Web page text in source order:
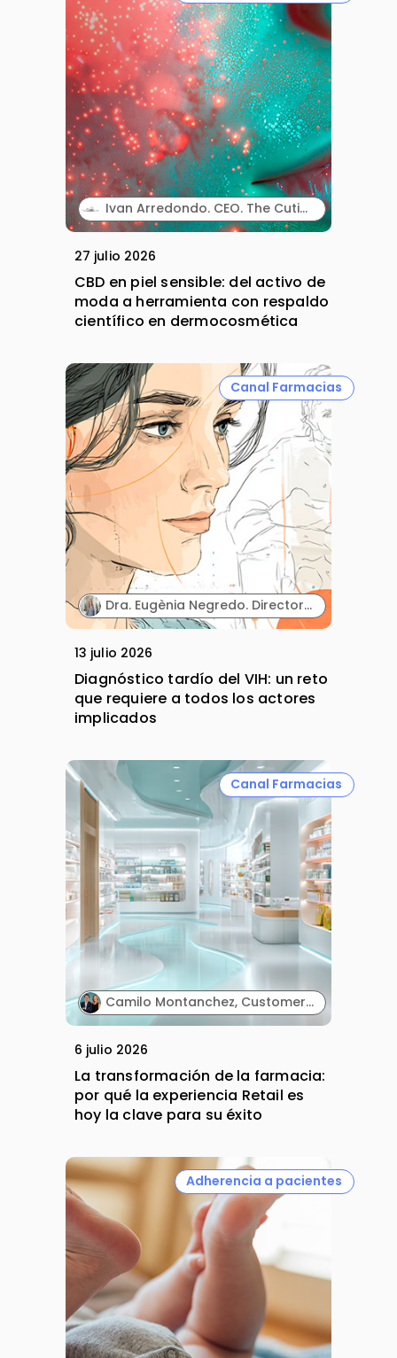
Ivan Arredondo. CEO. The Cutis Lab.
27 julio 2026
CBD en piel sensible: del activo de
moda a herramienta con respaldo
científico en dermocosmética
Canal Farmacias
Dra. Eugènia Negredo. Directora de la línea de VIH de la Fundación Lucha contra las Infecciones y del Hospital Germans Trias i Pujol.
13 julio 2026
Diagnóstico tardío del VIH: un reto
que requiere a todos los actores
implicados
Canal Farmacias
Camilo Montanchez, Customer Engagement Manager y Carole Joubert, Channel Activation Director. Laboratorios Pierre Fabre.
6 julio 2026
La transformación de la farmacia:
por qué la experiencia Retail es
hoy la clave para su éxito
Adherencia a pacientes